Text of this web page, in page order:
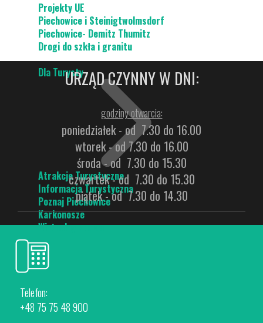
Projekty UE
Piechowice i Steinigtwolmsdorf
Piechowice- Demitz Thumitz
Drogi do szkła i granitu
Dla Turysty
Atrakcje Turystyczne
Informacja Turystyczna
Poznaj Piechowice
Karkonosze
Wirtualny spacer
URZĄD CZYNNY W DNI:
godziny otwarcia:
poniedziałek - od 7.30 do 16.00
wtorek - od 7.30 do 16.00
środa - od 7.30 do 15.30
czwartek - od 7.30 do 15.30
piątek - od 7.30 do 14.30
Telefon:
+48 75 75 48 900